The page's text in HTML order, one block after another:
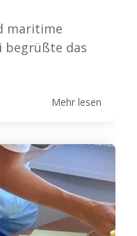
maritime
begrüßte das
Mehr lesen